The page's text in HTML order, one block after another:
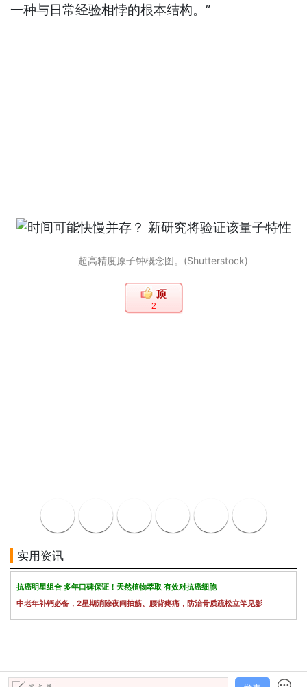
一种与日常经验相悖的根本结构。”
超高精度原子钟概念图。(Shutterstock)
2
实用资讯
抗癌明星组合 多年口碑保证！天然植物萃取 有效对抗癌细胞
中老年补钙必备，2星期消除夜间抽筋、腰背疼痛，防治骨质疏松立竿见影